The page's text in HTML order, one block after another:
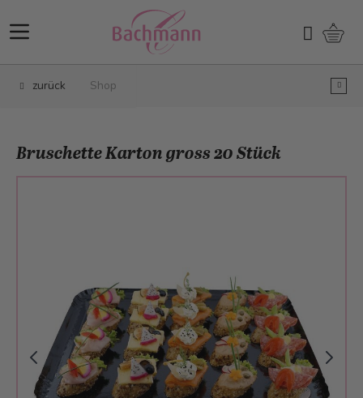
Suchen
zurück Shop
Bruschette Karton gross 20 Stück